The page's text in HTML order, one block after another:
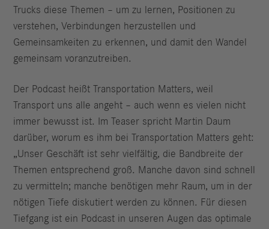
Trucks diese Themen – um zu lernen, Positionen zu
verstehen, Verbindungen herzustellen und
Gemeinsamkeiten zu erkennen, und damit den Wandel
gemeinsam voranzutreiben.
Der Podcast heißt Transportation Matters, weil
Transport uns alle angeht – auch wenn es vielen nicht
immer bewusst ist. Im Teaser spricht Martin Daum
darüber, worum es ihm bei Transportation Matters geht:
„Unser Geschäft ist sehr vielfältig, die Bandbreite der
Themen entsprechend groß. Manche davon sind schnell
zu vermitteln; manche benötigen mehr Raum, um in der
nötigen Tiefe diskutiert werden zu können. Für diesen
Tiefgang ist ein Podcast in unseren Augen das optimale